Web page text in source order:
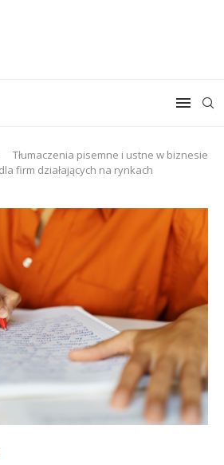
Tłumaczenia pisemne i ustne w biznesie
firm działających na rynkach